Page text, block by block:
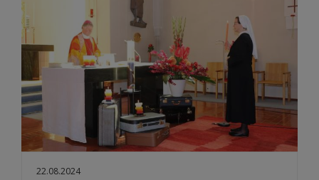
22.08.2024